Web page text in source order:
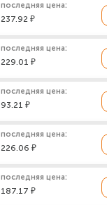
последняя цена:
237.92 ₽
последняя цена:
229.01 ₽
последняя цена:
93.21 ₽
последняя цена:
226.06 ₽
последняя цена:
187.17 ₽